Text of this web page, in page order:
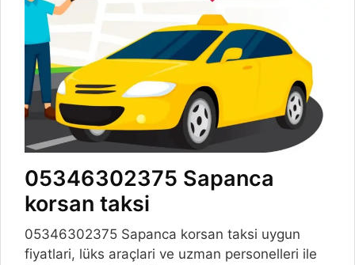
05346302375 Sapanca
korsan taksi
05346302375 Sapanca korsan taksi uygun
fiyatlari, lüks araçlari ve uzman personelleri ile